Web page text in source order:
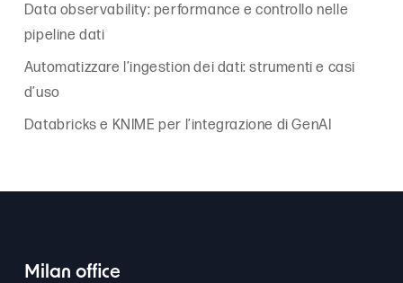
Data observability: performance e controllo nelle
pipeline dati
Automatizzare l’ingestion dei dati: strumenti e casi
d’uso
Databricks e KNIME per l’integrazione di GenAI
Milan office